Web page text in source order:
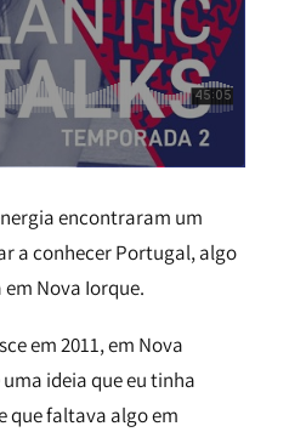
encontraram um
a conhecer Portugal, algo
Nova Iorque.
em 2011, em Nova
ideia que eu tinha
que faltava algo em